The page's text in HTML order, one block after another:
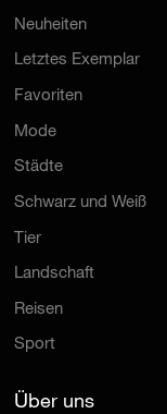
Neuheiten
Letztes Exemplar
Favoriten
Mode
Städte
Schwarz und Weiß
Tier
Landschaft
Reisen
Sport
Über uns